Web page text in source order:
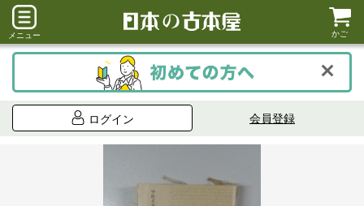
メニュー かご
ログイン 会員登録